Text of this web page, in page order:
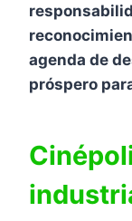
agenda de
próspero